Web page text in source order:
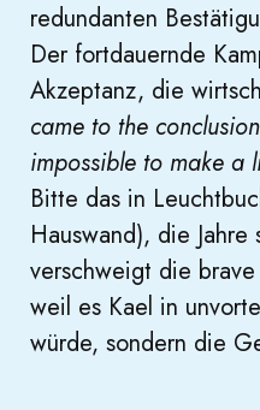
redundanten
Der fortdauernde
Akzeptanz, die
came to the
impossible to make a
Bitte das in
Hauswand), die
verschweigt die
weil es Kael in
würde, sondern die